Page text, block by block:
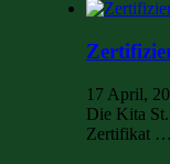
17 April,
Die Kita
Zertifikat …